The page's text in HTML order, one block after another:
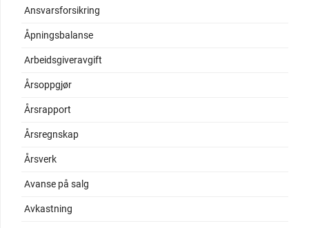
Ansvarsforsikring
Åpningsbalanse
Arbeidsgiveravgift
Årsoppgjør
Årsrapport
Årsregnskap
Årsverk
Avanse på salg
Avkastning